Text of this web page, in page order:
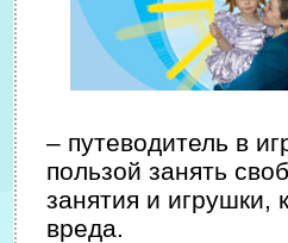
– путеводитель в
пользой занять
занятия и игрушки,
вреда.